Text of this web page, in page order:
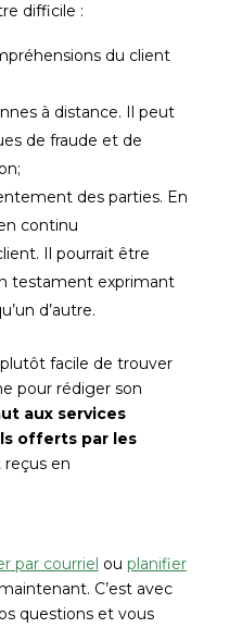
difficile :
du client
à distance. Il peut
de fraude et de
des parties. En
continu
Il pourrait être
testament exprimant
d’autre.
plutôt facile de trouver
pour rédiger son
aux services
offerts par les
reçus en
par courriel ou planifier
C’est avec
questions et vous